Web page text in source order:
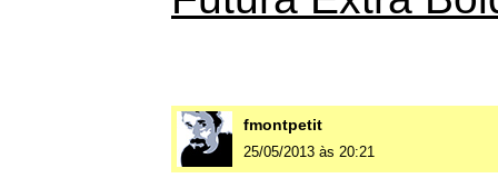
fmontpetit
25/05/2013 às 20:21